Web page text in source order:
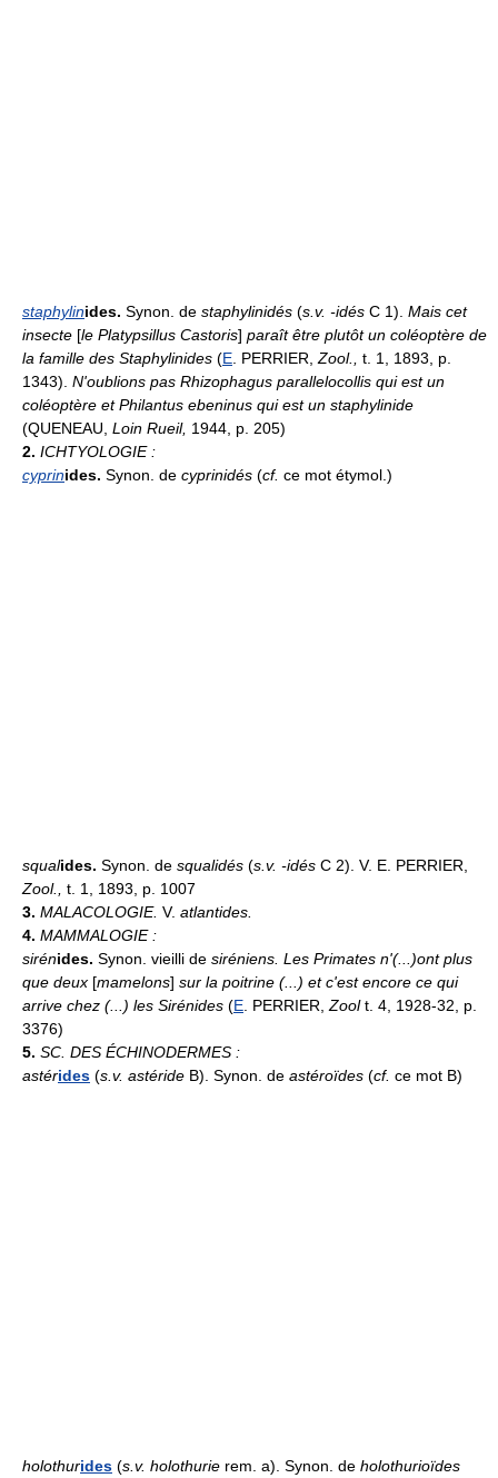
staphylinides. Synon. de staphylinidés (s.v. -idés C 1). Mais cet
insecte [le Platypsillus Castoris] paraît être plutôt un coléoptère de
la famille des Staphylinides (E . PERRIER, Zool., t. 1, 1893, p.
1343). N'oublions pas Rhizophagus parallelocollis qui est un
coléoptère et Philantus ebeninus qui est un staphylinide
(QUENEAU, Loin Rueil, 1944, p. 205)
2. ICHTYOLOGIE :
cyprinides. Synon. de cyprinidés (cf. ce mot étymol.)
squalides. Synon. de squalidés (s.v. -idés C 2). V. E. PERRIER,
Zool., t. 1, 1893, p. 1007
3. MALACOLOGIE. V. atlantides.
4. MAMMALOGIE :
sirénides. Synon. vieilli de siréniens. Les Primates n'(...)ont plus
que deux [mamelons] sur la poitrine (...) et c'est encore ce qui
arrive chez (...) les Sirénides (E . PERRIER, Zoolt. 4, 1928-32, p.
3376)
5. SC. DES ÉCHINODERMES :
astérides (s.v. astéride B). Synon. de astéroïdes (cf. ce mot B)
holothurides (s.v. holothurie rem. a). Synon. de holothurioïdes